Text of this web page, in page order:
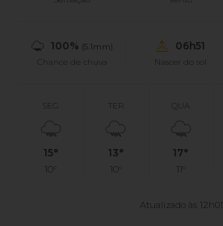
100% (5.1mm)
Chance de chuva
06h51
Nascer do sol
SEG
15°
10°
TER
13°
10°
QUA
17°
11°
Atualizado às 12h01